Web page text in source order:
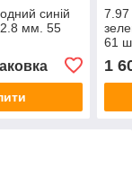
синій
мм. 55
7.97
61
1